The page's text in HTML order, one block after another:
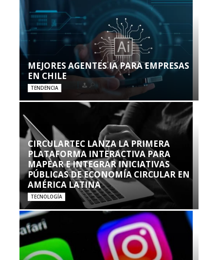
MEJORES AGENTES IA PARA EMPRESAS
EN CHILE
TENDENCIA
CIRCULARTEC LANZA LA PRIMERA
PLATAFORMA INTERACTIVA PARA
MAPEAR E INTEGRAR INICIATIVAS
PÚBLICAS DE ECONOMÍA CIRCULAR EN
AMÉRICA LATINA
TECNOLOGÍA